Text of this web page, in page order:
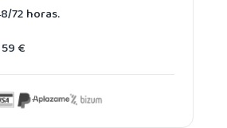
72 horas.
€